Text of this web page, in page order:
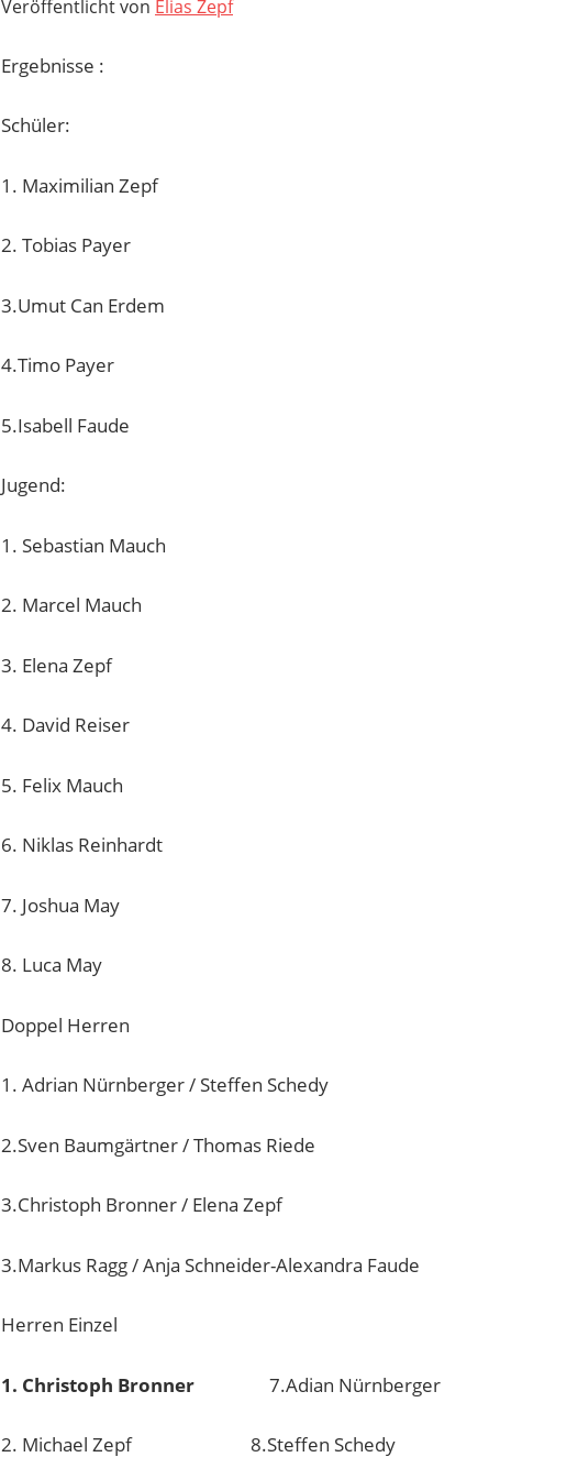
Veröffentlicht von Elias Zepf
Ergebnisse :
Schüler:
1. Maximilian Zepf
2. Tobias Payer
3.Umut Can Erdem
4.Timo Payer
5.Isabell Faude
Jugend:
1. Sebastian Mauch
2. Marcel Mauch
3. Elena Zepf
4. David Reiser
5. Felix Mauch
6. Niklas Reinhardt
7. Joshua May
8. Luca May
Doppel Herren
1. Adrian Nürnberger / Steffen Schedy
2.Sven Baumgärtner / Thomas Riede
3.Christoph Bronner / Elena Zepf
3.Markus Ragg / Anja Schneider-Alexandra Faude
Herren Einzel
1. Christoph Bronner 7.Adian Nürnberger
2. Michael Zepf 8.Steffen Schedy